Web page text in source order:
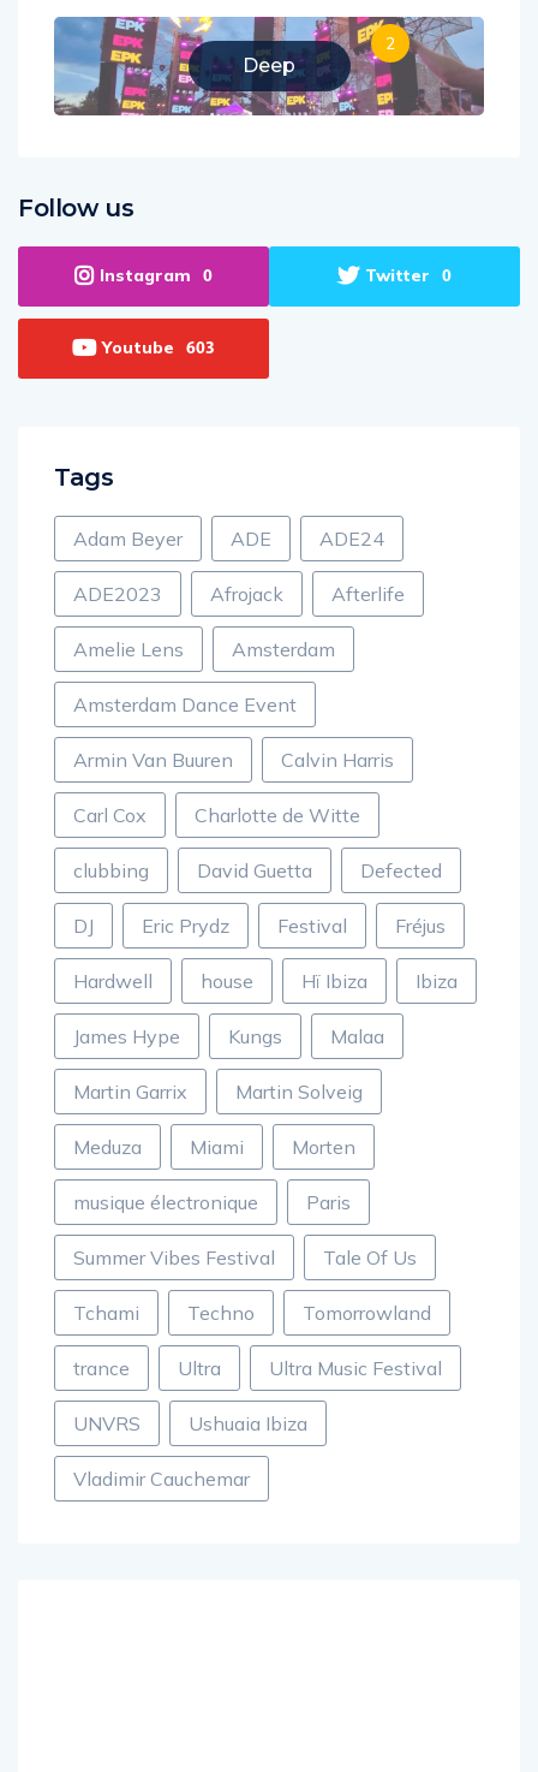
Deep
2
Follow us
Instagram 0 Twitter 0
Youtube 603
Tags
Adam Beyer ADE ADE24
ADE2023 Afrojack Afterlife
Amelie Lens Amsterdam
Amsterdam Dance Event
Armin Van Buuren Calvin Harris
Carl Cox Charlotte de Witte
clubbing David Guetta Defected
DJ Eric Prydz Festival Fréjus
Hardwell house Hï Ibiza Ibiza
James Hype Kungs Malaa
Martin Garrix Martin Solveig
Meduza Miami Morten
musique électronique Paris
Summer Vibes Festival Tale Of Us
Tchami Techno Tomorrowland
trance Ultra Ultra Music Festival
UNVRS Ushuaia Ibiza
Vladimir Cauchemar